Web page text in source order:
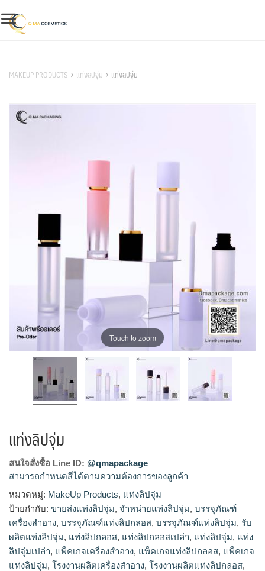
to
content
MAKEUP PRODUCTS แท่งลิปจุ่ม แท่งลิปจุ่ม
Touch to zoom
แท่งลิปจุ่ม
สนใจสั่งซื้อ Line ID: @qmapackage
สามารถกำหนดสีได้ตามความต้องการของลูกค้า
โรงงานแท่งลิปจุ่ม,รับผลิตแท่งลิปจุ่ม,ขายส่งแท่งลิปจุ่ม,จำหน่าย
แท่งลิปจุ่ม
หมวดหมู่: MakeUp Products, แท่งลิปจุ่ม
ป้ายกำกับ: ขายส่งแท่งลิปจุ่ม, จำหน่ายแท่งลิปจุ่ม, บรรจุภัณฑ์
เครื่องสำอาง, บรรจุภัณฑ์แท่งลิปกลอส, บรรจุภัณฑ์แท่งลิปจุ่ม, รับ
ผลิตแท่งลิปจุ่ม, แท่งลิปกลอส, แท่งลิปกลอสเปล่า, แท่งลิปจุ่ม, แท่ง
ลิปจุ่มเปล่า, แพ็คเกจเครื่องสำอาง, แพ็คเกจแท่งลิปกลอส, แพ็คเกจ
แท่งลิปจุ่ม, โรงงานผลิตเครื่องสำอาง, โรงงานผลิตแท่งลิปกลอส,